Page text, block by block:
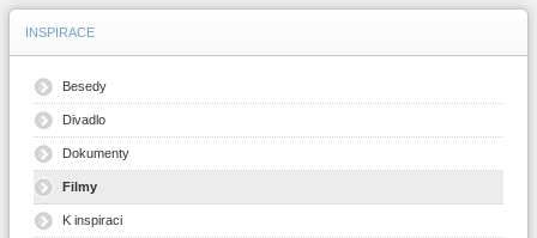
INSPIRACE
Besedy
Divadlo
Dokumenty
Filmy
K inspiraci